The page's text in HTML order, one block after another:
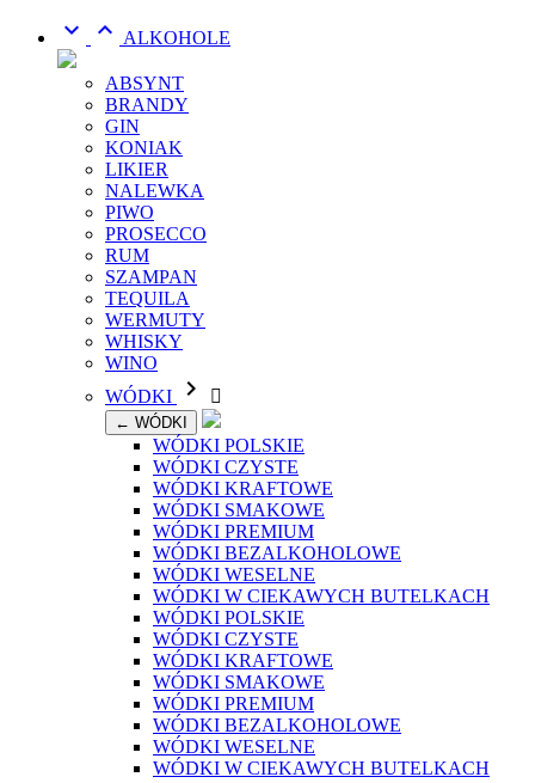
  ALKOHOLE
ABSYNT
BRANDY
GIN
KONIAK
LIKIER
NALEWKA
PIWO
PROSECCO
RUM
SZAMPAN
TEQUILA
WERMUTY
WHISKY
WINO
WÓDKI
 
← WÓDKI
WÓDKI POLSKIE
WÓDKI CZYSTE
WÓDKI KRAFTOWE
WÓDKI SMAKOWE
WÓDKI PREMIUM
WÓDKI BEZALKOHOLOWE
WÓDKI WESELNE
WÓDKI W CIEKAWYCH BUTELKACH
WÓDKI POLSKIE
WÓDKI CZYSTE
WÓDKI KRAFTOWE
WÓDKI SMAKOWE
WÓDKI PREMIUM
WÓDKI BEZALKOHOLOWE
WÓDKI WESELNE
WÓDKI W CIEKAWYCH BUTELKACH